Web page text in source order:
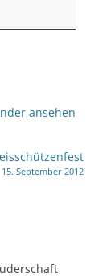
ansehen
15. September 2012